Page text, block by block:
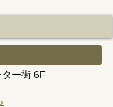
ー街 6F